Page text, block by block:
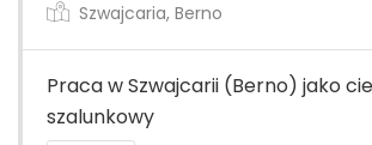
Szwajcaria, Berno
Praca w Szwajcarii (Berno) jako
szalunkowy